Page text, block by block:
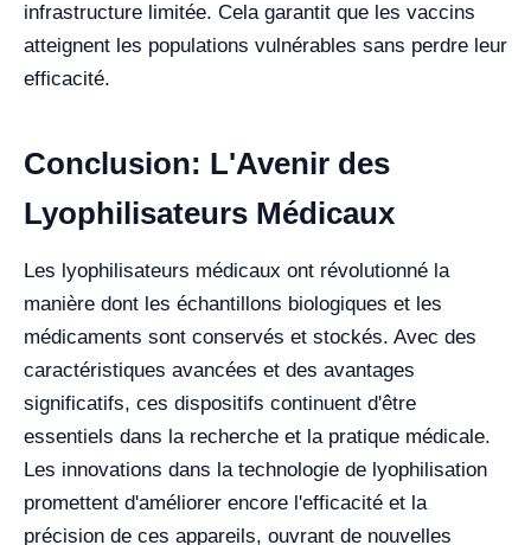
infrastructure limitée. Cela garantit que les vaccins
atteignent les populations vulnérables sans perdre leur
efficacité.
Conclusion: L'Avenir des
Lyophilisateurs Médicaux
Les lyophilisateurs médicaux ont révolutionné la
manière dont les échantillons biologiques et les
médicaments sont conservés et stockés. Avec des
caractéristiques avancées et des avantages
significatifs, ces dispositifs continuent d'être
essentiels dans la recherche et la pratique médicale.
Les innovations dans la technologie de lyophilisation
promettent d'améliorer encore l'efficacité et la
précision de ces appareils, ouvrant de nouvelles